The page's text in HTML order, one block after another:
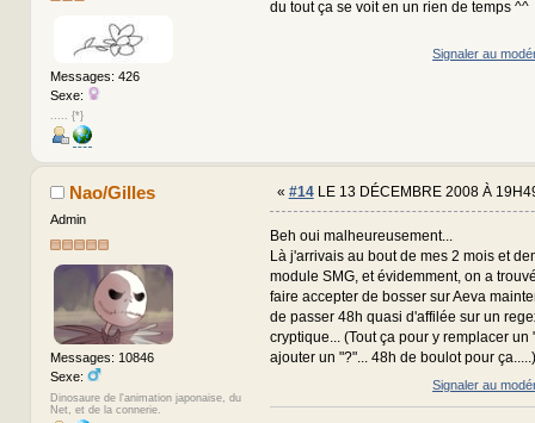
Messages: 426
Sexe:
..... {*}
du tout ça se voit en un rien de temps ^^
Signaler au
Nao/Gilles
Admin
Messages: 10846
Sexe:
Dinosaure de l'animation japonaise, du
Net, et de la connerie.
« #14LE 13 DÉCEMBRE 2008 À
Beh oui malheureusement...
Là j'arrivais au bout de mes 2 mois et
module SMG, et évidemment, on a
faire accepter de bosser sur Aeva
de passer 48h quasi d'affilée sur un
cryptique... (Tout ça pour y remplacer un
ajouter un "?"... 48h de boulot pour ça.....)
Signaler au